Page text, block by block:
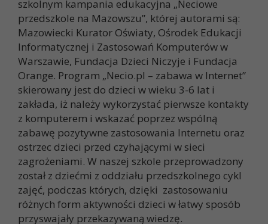
szkolnym kampania edukacyjna „Neciowe
przedszkole na Mazowszu”, której autorami są:
Mazowiecki Kurator Oświaty, Ośrodek Edukacji
Informatycznej i Zastosowań Komputerów w
Warszawie, Fundacja Dzieci Niczyje i Fundacja
Orange. Program „Necio.pl – zabawa w Internet”
skierowany jest do dzieci w wieku 3-6 lat i
zakłada, iż należy wykorzystać pierwsze kontakty
z komputerem i wskazać poprzez wspólną
zabawę pozytywne zastosowania Internetu oraz
ostrzec dzieci przed czyhającymi w sieci
zagrożeniami. W naszej szkole przeprowadzony
został z dziećmi z oddziału przedszkolnego cykl
zajęć, podczas których, dzięki zastosowaniu
różnych form aktywności dzieci w łatwy sposób
przyswajały przekazywaną wiedzę.